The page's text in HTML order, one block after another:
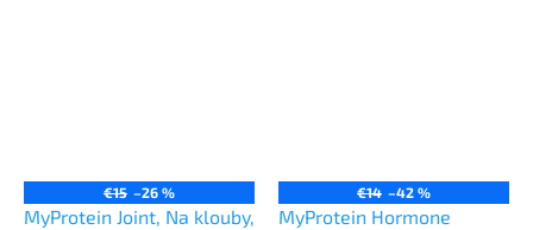
€15 –26 %
MyProtein Joint, Na klouby,
€14 –42 %
MyProtein Hormone